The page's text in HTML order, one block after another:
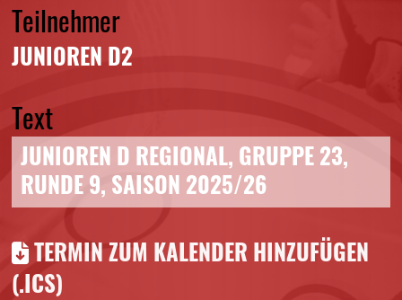
Teilnehmer
JUNIOREN D2
Text
JUNIOREN D REGIONAL, GRUPPE 23,
RUNDE 9, SAISON 2025/26
TERMIN ZUM KALENDER HINZUFÜGEN
(.ICS)